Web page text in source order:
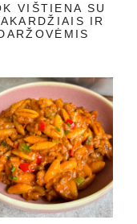
VIŠTIENA SU
IR